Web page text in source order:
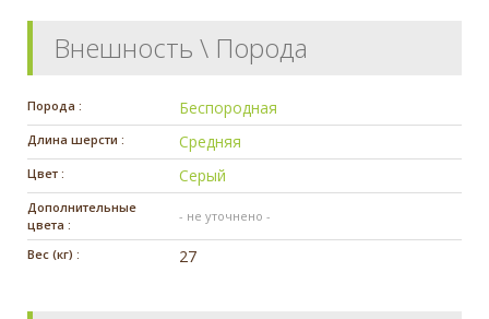
Внешность \ Порода
Порода : Беспородная
Длина шерсти : Средняя
Цвет : Серый
Дополнительные
цвета :
- не уточнено -
Вес (кг) : 27